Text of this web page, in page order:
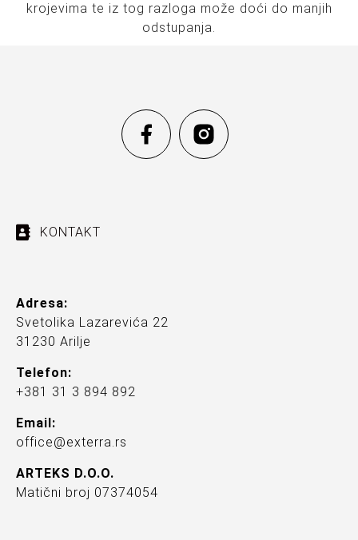
krojevima te iz tog razloga može doći do manjih
odstupanja.
KONTAKT
Adresa:
Svetolika Lazarevića 22
31230 Arilje
Telefon:
+381 31 3 894 892
Email:
office@exterra.rs
ARTEKS D.O.O.
Matični broj 07374054